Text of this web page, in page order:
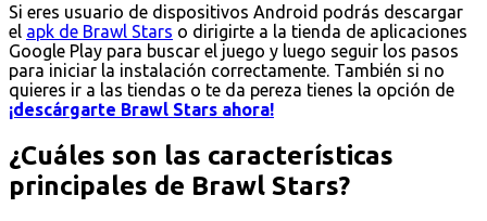
Si eres usuario de dispositivos Android podrás descargar
el apk de Brawl Stars o dirigirte a la tienda de aplicaciones
Google Play para buscar el juego y luego seguir los pasos
para iniciar la instalación correctamente. También si no
quieres ir a las tiendas o te da pereza tienes la opción de
¡descárgarte Brawl Stars ahora!
¿Cuáles son las características
principales de Brawl Stars?